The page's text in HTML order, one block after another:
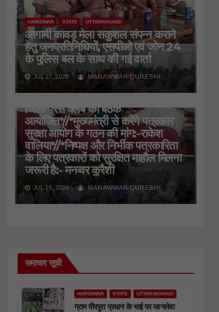
HARIDWAR STATE UTTARAKHAND
आगामी कावड़ मेला सकुशल संपन्न कराने
हेतु जनप्रतिनिधियों, एसपीओ एवं जोन 24
के पुलिस बल के साथ की गई वार्ता
JUL 27, 2026 MANAWWAR QURESHI
जिला प्रेस क्लब की बैठक
आयोजित*//*मुख्यमंत्री से करेंगे पत्रकार
सुरक्षा आयोग के गठन की मांग:-राकेश
वालिया*//*निष्पक्ष और निर्भीक पत्रकारिता
के लिए पत्रकारों को सुरक्षित माहौल मिलना
जरूरी है:- मनव्वर कुरैशी
JUL 26, 2026 MANAWWAR QURESHI
समाचार सूची
HARIDWAR STATE UTTARAKHAND
ग्राम पीरपुरा प्रधान के भाई पर जानलेवा